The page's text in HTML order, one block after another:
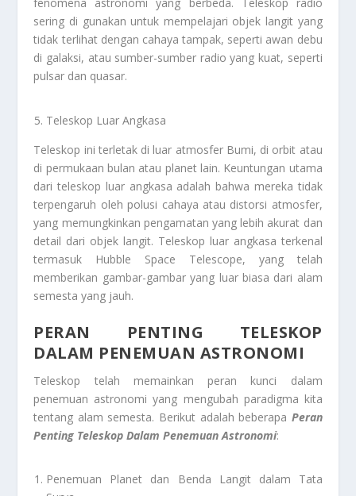
fenomena astronomi yang berbeda. Teleskop radio
sering di gunakan untuk mempelajari objek langit yang
tidak terlihat dengan cahaya tampak, seperti awan debu
di galaksi, atau sumber-sumber radio yang kuat, seperti
pulsar dan quasar.
Teleskop Luar Angkasa
Teleskop ini terletak di luar atmosfer Bumi, di orbit atau
di permukaan bulan atau planet lain. Keuntungan utama
dari teleskop luar angkasa adalah bahwa mereka tidak
terpengaruh oleh polusi cahaya atau distorsi atmosfer,
yang memungkinkan pengamatan yang lebih akurat dan
detail dari objek langit. Teleskop luar angkasa terkenal
termasuk Hubble Space Telescope, yang telah
memberikan gambar-gambar yang luar biasa dari alam
semesta yang jauh.
PERAN PENTING TELESKOP
DALAM PENEMUAN ASTRONOMI
Teleskop telah memainkan peran kunci dalam
penemuan astronomi yang mengubah paradigma kita
tentang alam semesta. Berikut adalah beberapa Peran
Penting Teleskop Dalam Penemuan Astronomi:
Penemuan Planet dan Benda Langit dalam Tata